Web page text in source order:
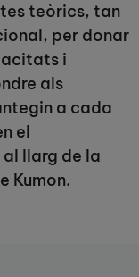
teòrics, tan
per donar
i
als
a cada
el
llarg de la
Kumon.